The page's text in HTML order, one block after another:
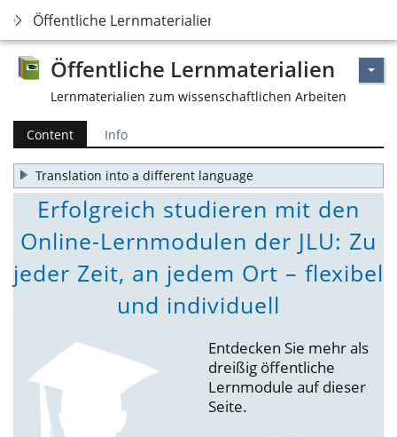
Öffentliche Lernmaterialien
Öffentliche Lernmaterialien
Lernmaterialien zum wissenschaftlichen Arbeiten
Content Info
Translation into a different language
Erfolgreich studieren mit den
Online-Lernmodulen der JLU: Zu
jeder Zeit, an jedem Ort – flexibel
und individuell
Entdecken Sie mehr als
dreißig öffentliche
Lernmodule auf dieser
Seite.